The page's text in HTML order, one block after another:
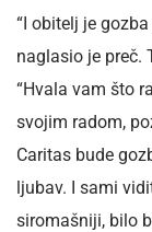
“I obitelj je
naglasio je preč.
“Hvala vam što
svojim radom,
Caritas bude
ljubav. I sami
siromašniji, bilo